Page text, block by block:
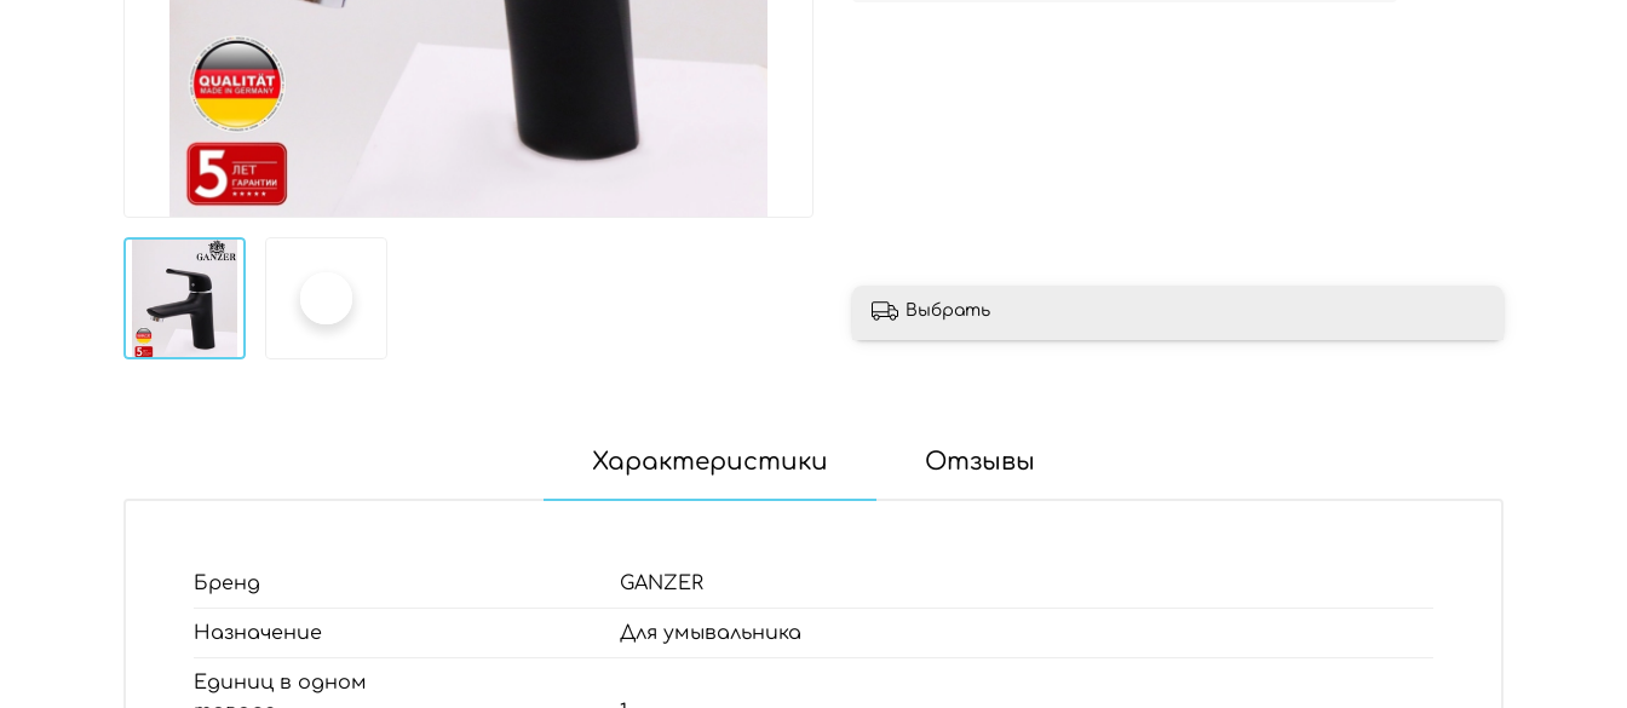
Выбрать
Характеристики Отзывы
Бренд GANZER
Назначение Для умывальника
Единиц в одном